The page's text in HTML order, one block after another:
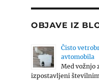
OBJAVE IZ
Čisto
avtomobila
Med vožnjo
izpostavljeni